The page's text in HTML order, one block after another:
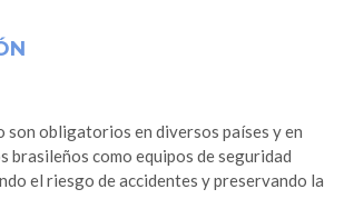
son obligatorios en diversos países y en
brasileños como equipos de seguridad
el riesgo de accidentes y preservando la